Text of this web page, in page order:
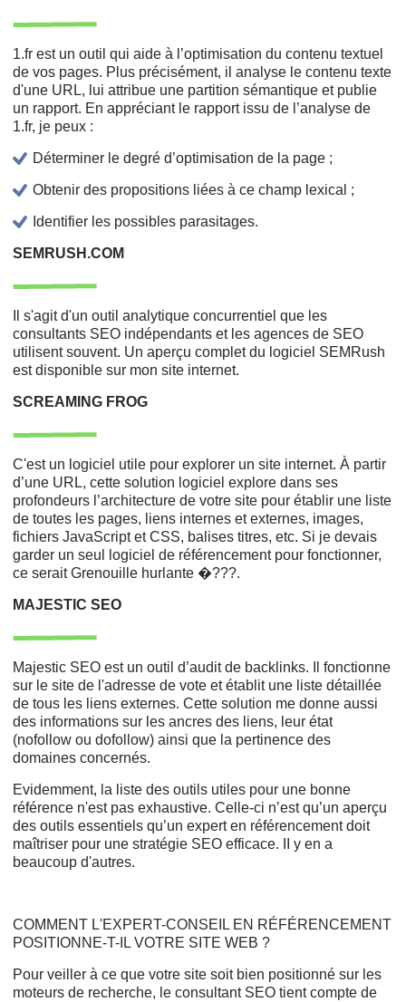
1.fr est un outil qui aide à l’optimisation du contenu textuel
de vos pages. Plus précisément, il analyse le contenu texte
d'une URL, lui attribue une partition sémantique et publie
un rapport. En appréciant le rapport issu de l’analyse de
1.fr, je peux :
Déterminer le degré d’optimisation de la page ;
Obtenir des propositions liées à ce champ lexical ;
Identifier les possibles parasitages.
SEMRUSH.COM
Il s'agit d'un outil analytique concurrentiel que les
consultants SEO indépendants et les agences de SEO
utilisent souvent. Un aperçu complet du logiciel SEMRush
est disponible sur mon site internet.
SCREAMING FROG
C'est un logiciel utile pour explorer un site internet. À partir
d’une URL, cette solution logiciel explore dans ses
profondeurs l’architecture de votre site pour établir une liste
de toutes les pages, liens internes et externes, images,
fichiers JavaScript et CSS, balises titres, etc. Si je devais
garder un seul logiciel de référencement pour fonctionner,
ce serait Grenouille hurlante �???.
MAJESTIC SEO
Majestic SEO est un outil d’audit de backlinks. Il fonctionne
sur le site de l'adresse de vote et établit une liste détaillée
de tous les liens externes. Cette solution me donne aussi
des informations sur les ancres des liens, leur état
(nofollow ou dofollow) ainsi que la pertinence des
domaines concernés.
Evidemment, la liste des outils utiles pour une bonne
référence n'est pas exhaustive. Celle-ci n’est qu’un aperçu
des outils essentiels qu’un expert en référencement doit
maîtriser pour une stratégie SEO efficace. II y en a
beaucoup d'autres.
COMMENT L'EXPERT-CONSEIL EN RÉFÉRENCEMENT
POSITIONNE-T-IL VOTRE SITE WEB ?
Pour veiller à ce que votre site soit bien positionné sur les
moteurs de recherche, le consultant SEO tient compte de